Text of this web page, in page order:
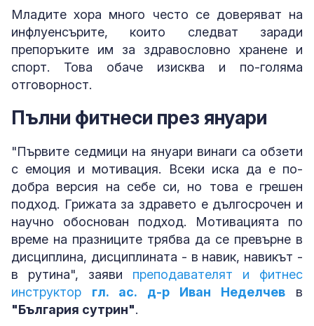
Младите хора много често се доверяват на
инфлуенсърите, които следват заради
препоръките им за здравословно хранене и
спорт. Това обаче изисква и по-голяма
отговорност.
Пълни фитнеси през януари
"Първите седмици на януари винаги са обзети
с емоция и мотивация. Всеки иска да е по-
добра версия на себе си, но това е грешен
подход. Грижата за здравето е дългосрочен и
научно обоснован подход. Мотивацията по
време на празниците трябва да се превърне в
дисциплина, дисциплината - в навик, навикът -
в рутина", заяви преподавателят и фитнес
инструктор гл. ас. д-р Иван Неделчевв
"България сутрин".